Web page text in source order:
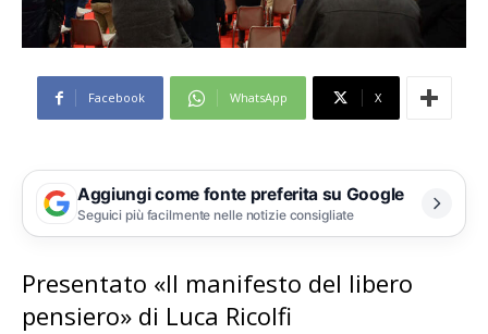
Facebook WhatsApp X
Aggiungi come fonte preferita su Google
Seguici più facilmente nelle notizie consigliate
Presentato «Il manifesto del libero
pensiero» di Luca Ricolfi